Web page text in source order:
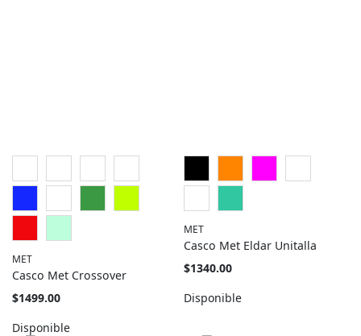
MET
Casco Met Crossover
Tan
como
$1499.00
Disponible
MET
Casco Met Eldar Unitalla
Tan
como
$1340.00
Disponible